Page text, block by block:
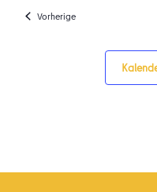
VorherigeVeranstaltungen